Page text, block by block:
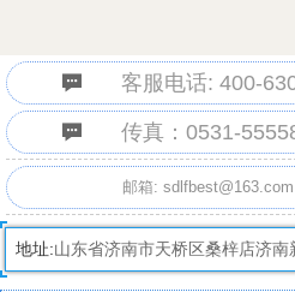
 客服电话: 400-
 传真：0531-
邮箱: sdlfbest@163.com
地址:山东省济南市天桥区桑梓店济